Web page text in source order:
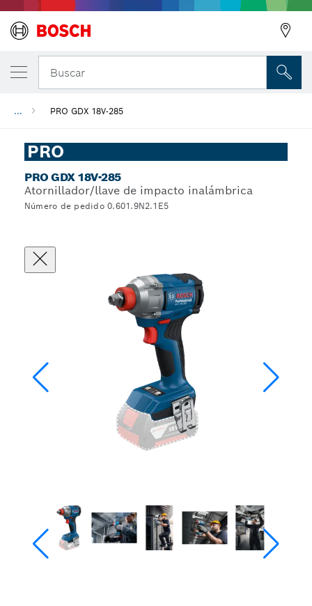
Buscar
... PRO GDX 18V-285
PRO
PRO GDX 18V-285
Atornillador/llave de impacto inalámbrica
Número de pedido 0.601.9N2.1E5